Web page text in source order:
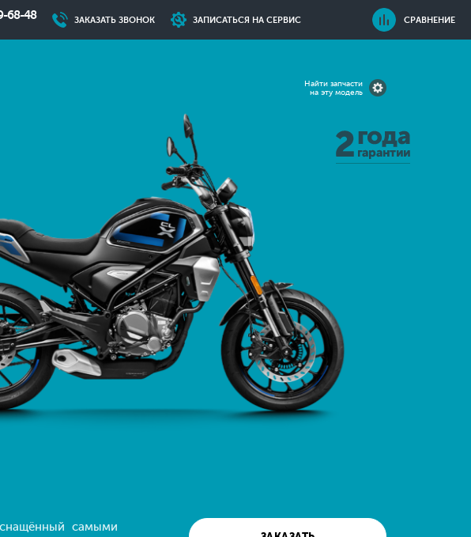
68-48 ЗАКАЗАТЬ ЗВОНОК ЗАПИСАТЬСЯ НА СЕРВИС СРАВНЕНИЕ
Найти запчасти
на эту модель
самыми